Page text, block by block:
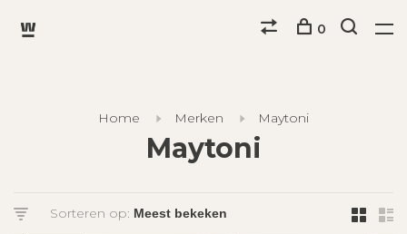
0
Home Merken Maytoni
Maytoni
Sorteren op: